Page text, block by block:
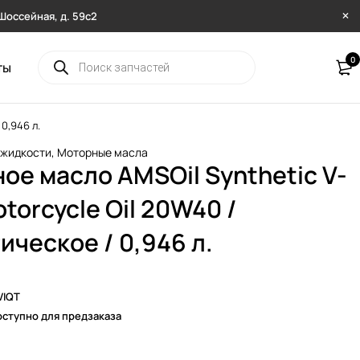
д. 59с2
0
л.
, Моторные масла
масло AMSOil Synthetic V-
Oil 20W40 /
/ 0,946 л.
для предзаказа